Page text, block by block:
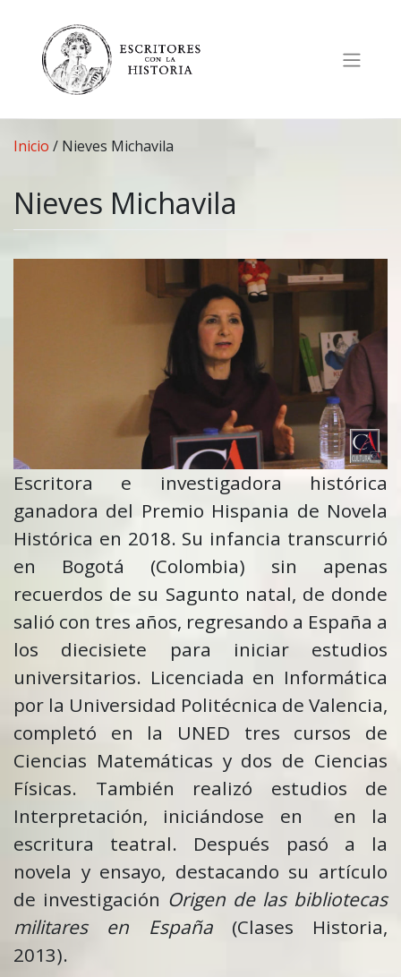
contenido
Inicio / Nieves Michavila
Nieves Michavila
Escritora e investigadora histórica
ganadora del Premio Hispania de Novela
Histórica en 2018. Su infancia transcurrió
en Bogotá (Colombia) sin apenas
recuerdos de su Sagunto natal, de donde
salió con tres años, regresando a España a
los diecisiete para iniciar estudios
universitarios. Licenciada en Informática
por la Universidad Politécnica de Valencia,
completó en la UNED tres cursos de
Ciencias Matemáticas y dos de Ciencias
Físicas. También realizó estudios de
Interpretación, iniciándose en en la
escritura teatral. Después pasó a la
novela y ensayo, destacando su artículo
de investigación Origen de las bibliotecas
militares en España(Clases Historia,
2013).